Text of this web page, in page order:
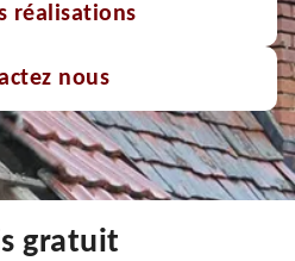
réalisations
nous
gratuit